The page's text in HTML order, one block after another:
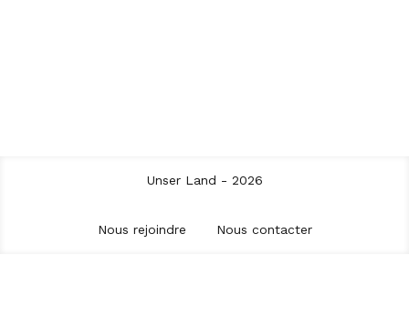
Unser Land - 2026
Nous rejoindre Nous contacter